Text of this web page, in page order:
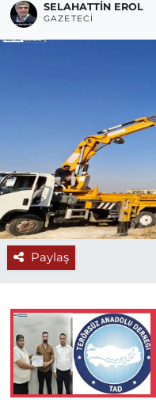
SELAHATTIN EROL
GAZETECI
Paylaş